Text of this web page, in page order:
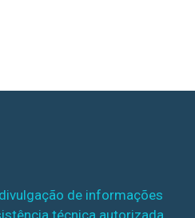
de informações
técnica autorizada